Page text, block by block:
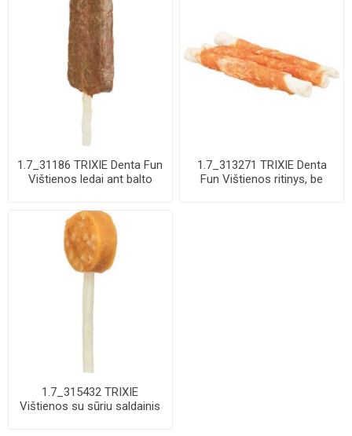
1.7_31186 TRIXIE Denta Fun
Vištienos ledai ant balto
1.7_313271 TRIXIE Denta
Fun Vištienos ritinys, be
1.7_315432 TRIXIE
Vištienos su sūriu saldainis